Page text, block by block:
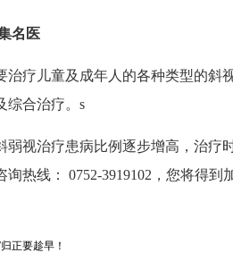
名医
儿童及成年人的各种类型的斜
综合治疗。s
弱视治疗患病比例逐步增高，治疗
热线： 0752-3919102，您将得到
正要趁早！